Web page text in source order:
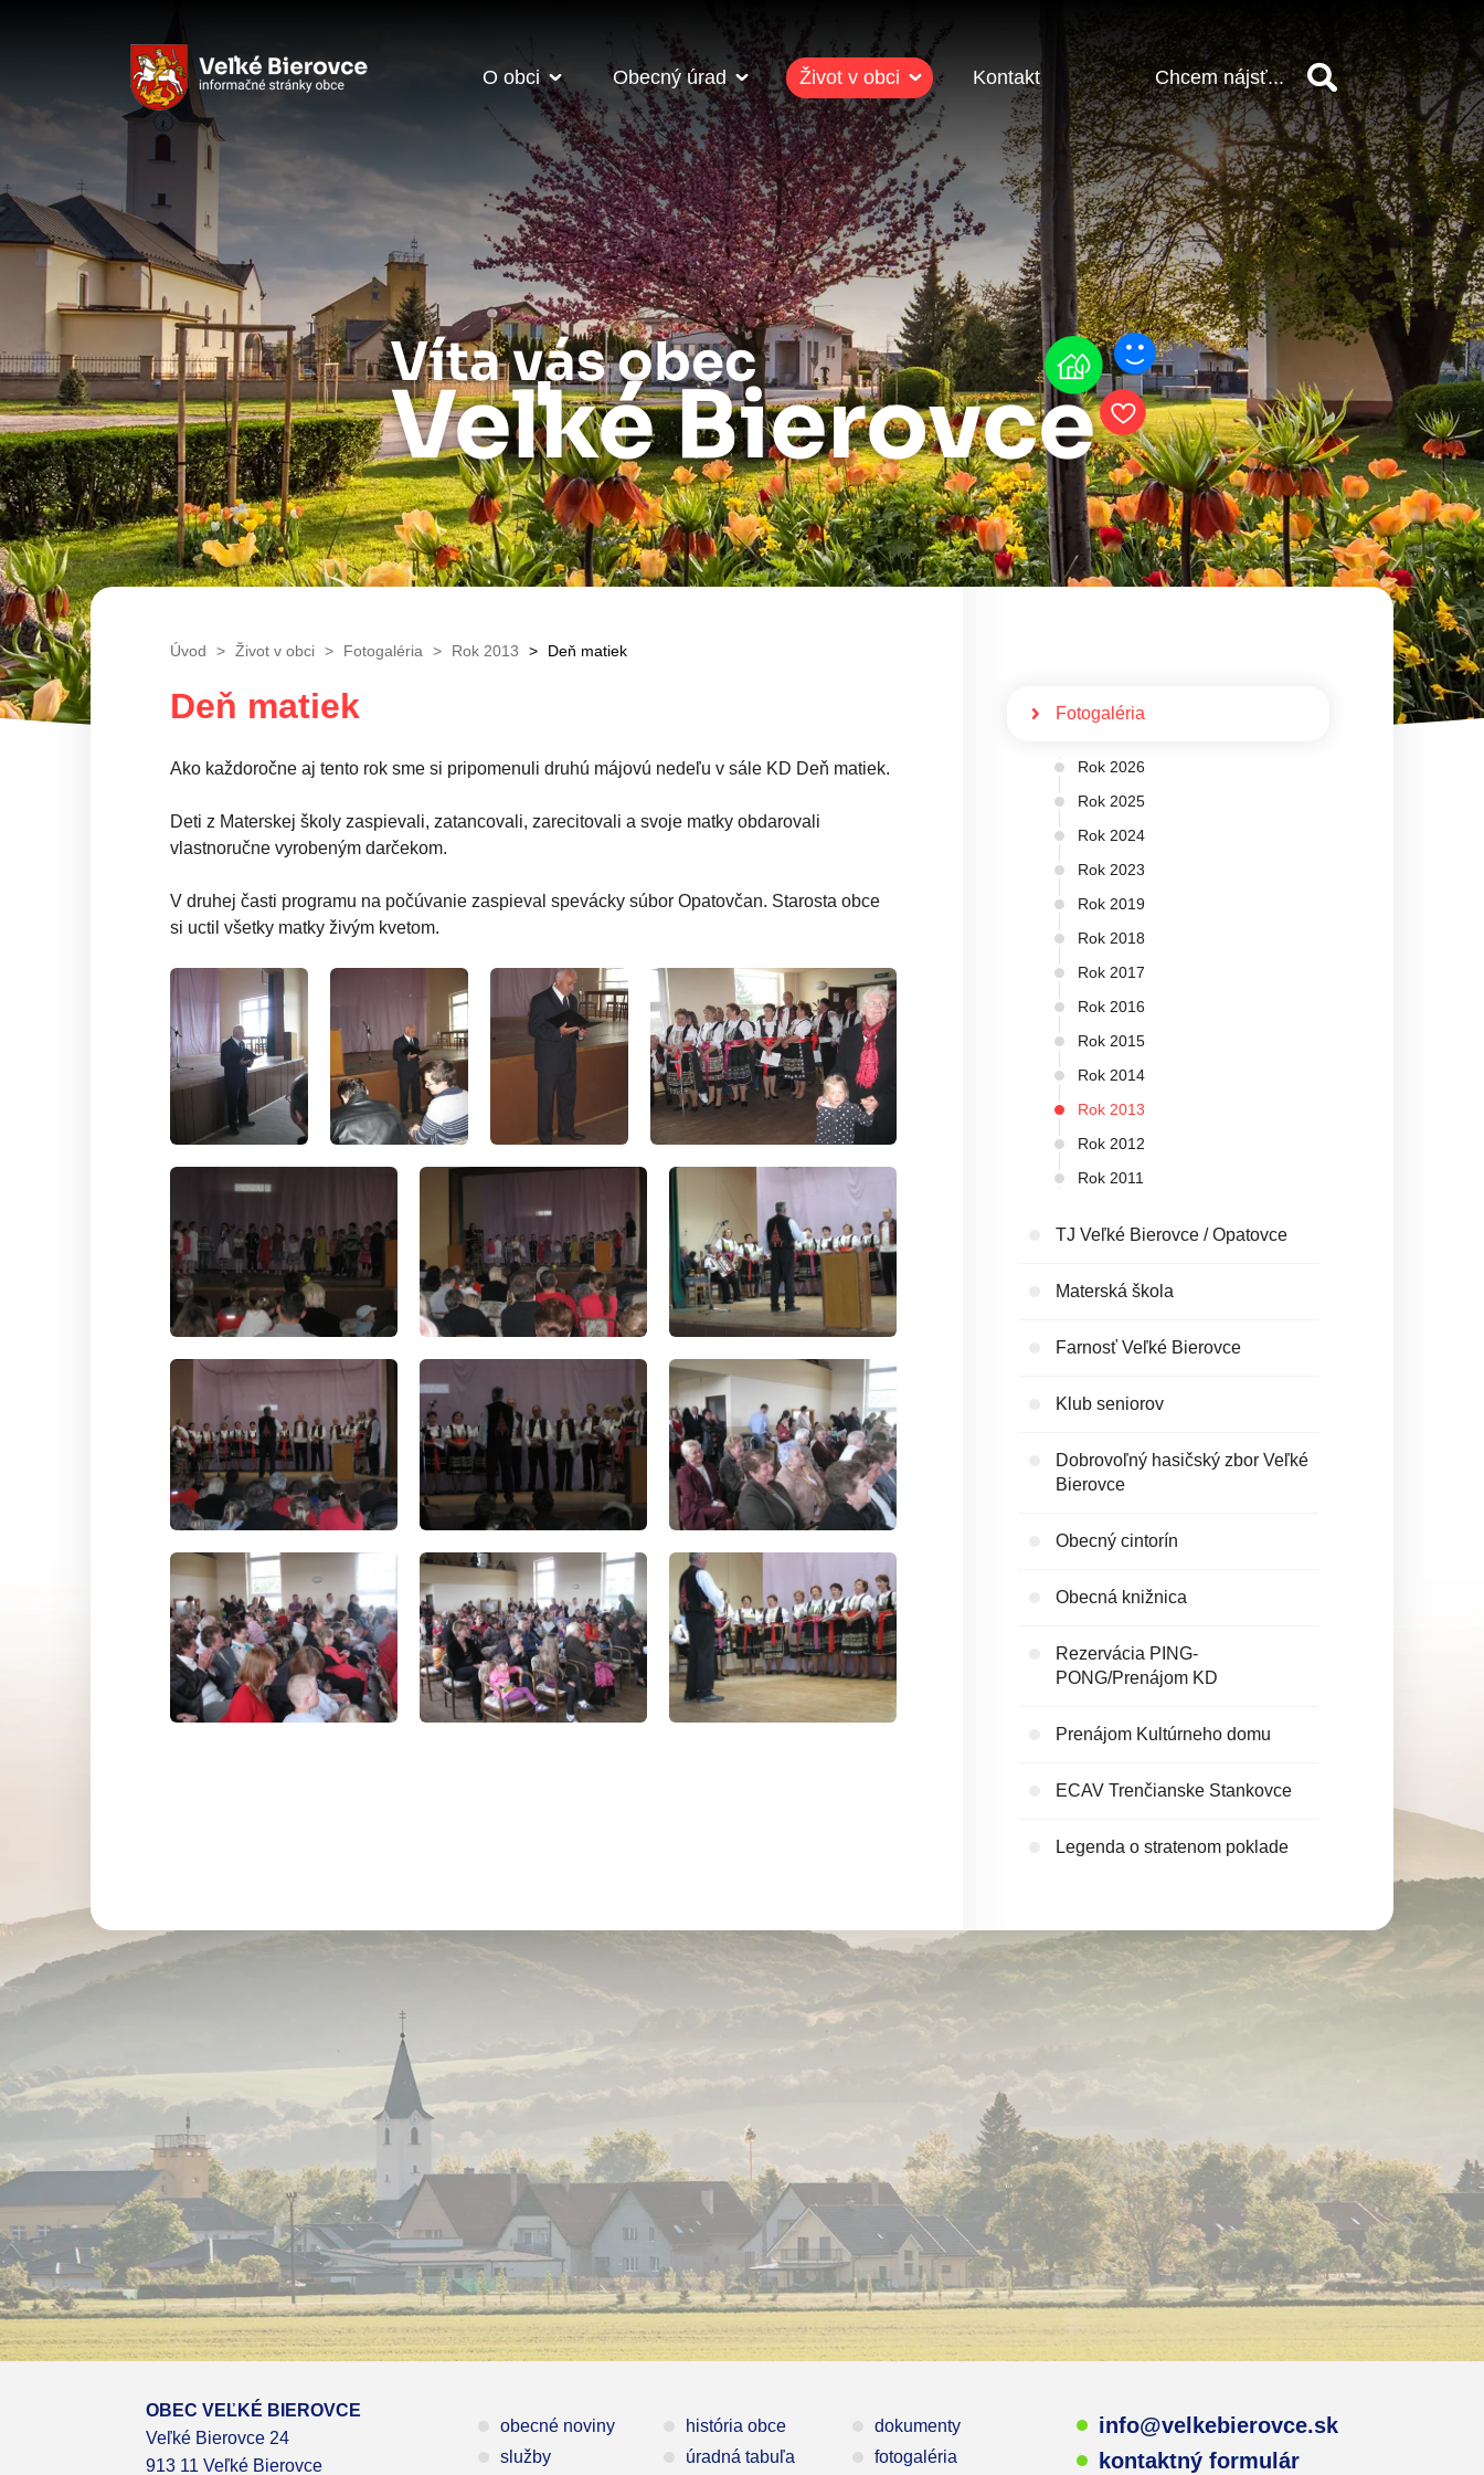
O obci Obecný úrad Život v obci Kontakt Vyhľadať
Víta vás obec
Veľké Bierovce
Úvod Život v obci Fotogaléria Rok 2013 Deň matiek
Deň matiek
Ako každoročne aj tento rok sme si pripomenuli druhú májovú nedeľu v sále KD Deň matiek.
Deti z Materskej školy zaspievali, zatancovali, zarecitovali a svoje matky obdarovali
vlastnoručne vyrobeným darčekom.
V druhej časti programu na počúvanie zaspieval spevácky súbor Opatovčan. Starosta obce
si uctil všetky matky živým kvetom.
Fotogaléria
Rok 2026
Rok 2025
Rok 2024
Rok 2023
Rok 2019
Rok 2018
Rok 2017
Rok 2016
Rok 2015
Rok 2014
Rok 2013
Rok 2012
Rok 2011
TJ Veľké Bierovce / Opatovce
Materská škola
Farnosť Veľké Bierovce
Klub seniorov
Dobrovoľný hasičský zbor Veľké
Bierovce
Obecný cintorín
Obecná knižnica
Rezervácia PING-
PONG/Prenájom KD
Prenájom Kultúrneho domu
ECAV Trenčianske Stankovce
Legenda o stratenom poklade
OBEC VEĽKÉ BIEROVCE
Veľké Bierovce 24
913 11 Veľké Bierovce
obecné noviny história obce
dokumenty
služby
úradná tabuľa fotogaléria
info@velkebierovce.sk
kontaktný formulár